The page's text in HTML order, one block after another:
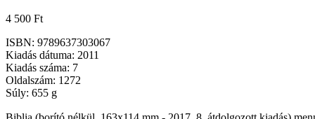
4 500 Ft
ISBN: 9789637303067
Kiadás dátuma: 2011
Kiadás száma: 7
Oldalszám: 1272
Súly: 655 g